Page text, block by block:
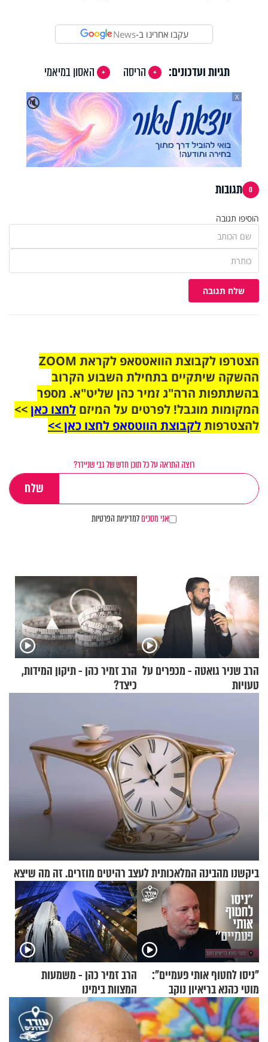
עקבו אחרינו ב-News
תגיות ועדכונים: הריסה
האסון במיאמי
🔇
X
0 תגובות
הוסיפו תגובה
שלח תגובה
הצטרפו לקבוצת הוואטסאפ לקראת ZOOM
ההשקה שיתקיים בתחילת השבוע הקרוב
בהשתתפות הרה"ג זמיר כהן שליט"א. מספר
המקומות מוגבל! לפרטים על המיזם לחצו כאן>>
להצטרפותלקבוצת הווטסאפ לחצו כאן >>
רוצה התראה על כל תוכן חדש של גבי שניידר?
אני מסכיםלמדיניות הפרטיות
הרב שניר גואטה - מכפרים על
טעויות
הרב זמיר כהן - תיקון המידות,
כיצד?
ביקשנו מהבינה המלאכותית לעצב רהיטים מוזרים. זה מה שיצא
"ניסו לחטוף אותי פעמיים":
מוטי כהנא בריאיון נוקב
הרב זמיר כהן - משמעות
המצוות בימינו